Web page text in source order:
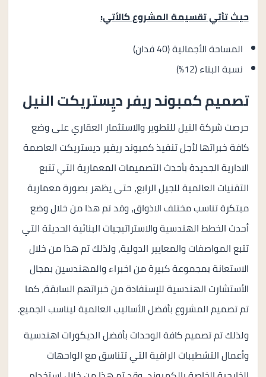
حيث تأتي تقسيمة المشروع كالأتي:
المساحة الأجمالية (40 فدان)
نسبة البناء (12%)
تصميم كمبوند ريفر ديِستريكت النيل
حرصت شركة النيل للتطوير والاستثمار العقاري على وضع
كافة خبراتها لأجل تنفيذ كمبوند ريفير ديستريكت العاصمة
الادارية الجديدة بأحدث التصميمات المعمارية التي تتبع
التقنيات العالمية للجيل الرابع، حتى يظهر بصورة معمارية
مبتكرة تناسب مختلف الاذواق، وقد تم هذا من خلال وضع
أحدث الخطط الهندسية والاستراتيجيات البنائية الحديثة التي
تتبع المواصفات والمعايير الدولية، ولذلك تم هذا من خلال
الاستعانة بمجموعة كبيرة من اخبراء والمهندسين بمجال
الأستشارت الهندسية للإستفادة من خبراتهم السابقة، كما
تم تصميم المشروع بأفضل الأساليب العالمية ليناسب الجميع.
ولذلك تم تصميم كافة الوحدات بأفضل الديكورات اهندسية
وأعمال التشطيبات الراقية التي تتناسق مع الواحهات